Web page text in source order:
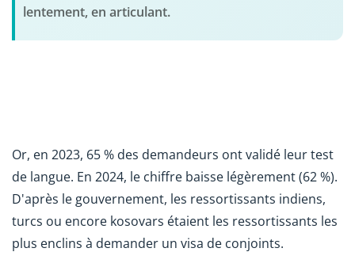
lentement, en articulant.
Or, en 2023, 65 % des demandeurs ont validé leur test
de langue. En 2024, le chiffre baisse légèrement (62 %).
D'après le gouvernement, les ressortissants indiens,
turcs ou encore kosovars étaient les ressortissants les
plus enclins à demander un visa de conjoints.